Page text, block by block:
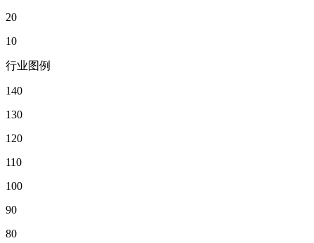
20
10
行业图例
140
130
120
110
100
90
80